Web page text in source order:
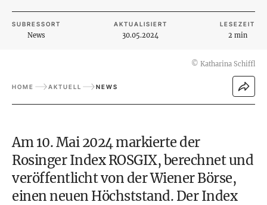
SUBRESSORT
News
AKTUALISIERT
30.05.2024
LESEZEIT
2 min
© Katharina Schiffl
HOME AKTUELL NEWS
Am 10. Mai 2024 markierte der
Rosinger Index ROSGIX, berechnet und
veröffentlicht von der Wiener Börse,
einen neuen Höchststand. Der Index